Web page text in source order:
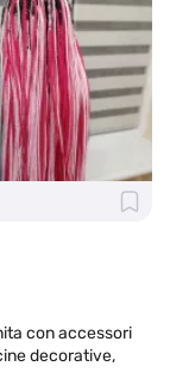
con accessori
decorative,